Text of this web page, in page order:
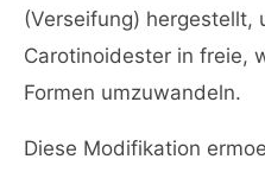
(Verseifung) hergestellt,
Carotinoidester in freie,
Formen umzuwandeln.
Diese Modifikation